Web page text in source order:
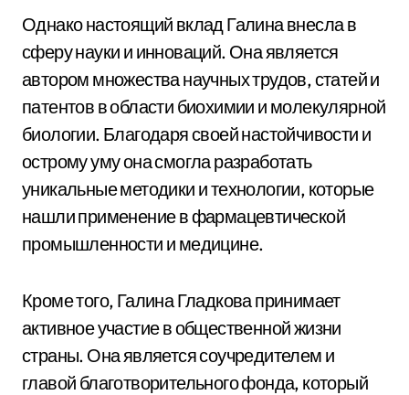
Однако настоящий вклад Галина внесла в
сферу науки и инноваций. Она является
автором множества научных трудов, статей и
патентов в области биохимии и молекулярной
биологии. Благодаря своей настойчивости и
острому уму она смогла разработать
уникальные методики и технологии, которые
нашли применение в фармацевтической
промышленности и медицине.
Кроме того, Галина Гладкова принимает
активное участие в общественной жизни
страны. Она является соучредителем и
главой благотворительного фонда, который